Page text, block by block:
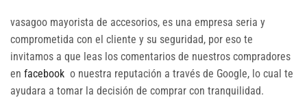
vasagoo mayorista de accesorios, es una empresa seria y
comprometida con el cliente y su seguridad, por eso te
invitamos a que leas los comentarios de nuestros compradores
en facebook o nuestra reputación a través de Google, lo cual te
ayudara a tomar la decisión de comprar con tranquilidad.